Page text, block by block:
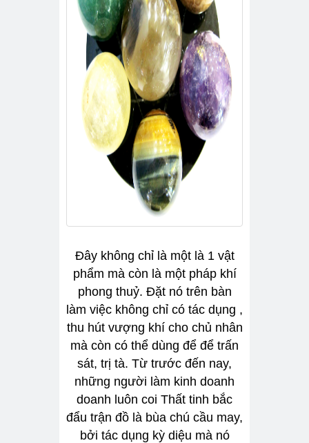
Đây không chỉ là một là 1 vật
phẩm mà còn là một pháp khí
phong thuỷ. Đặt nó trên bàn
làm việc không chỉ có tác dụng ,
thu hút vượng khí cho chủ nhân
mà còn có thể dùng để để trấn
sát, trị tà. Từ trước đến nay,
những người làm kinh doanh
doanh luôn coi Thất tinh bắc
đẩu trận đồ là bùa chú cầu may,
bởi tác dụng kỳ diệu mà nó